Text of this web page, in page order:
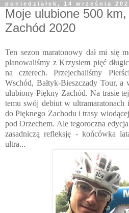
poniedziałek, 14 września
Moje ulubione 500
Zachód 2020
Ten sezon maratonowy dał mi się
planowaliśmy z Krzysiem pięć
na czterech. Przejechaliśmy
Wschód, Bałtyk-Bieszczady Tour, a
ulubiony Piękny Zachód. Na trasie
temu swój debiut w ultramaratonach
do Pięknego Zachodu i trasy
pod Orzechem. Ale tegoroczna
zasadniczą refleksję - końcówka
ultra...